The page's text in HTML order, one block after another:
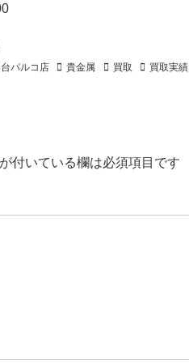
パルコ店 貴金属 買取 買取実績
が付いている欄は必須項目です